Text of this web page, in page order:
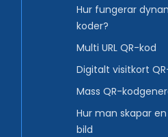
Hur fungerar
koder?
Multi URL QR-kod
Digitalt visitkort
Mass QR-
Hur man skapar
bild